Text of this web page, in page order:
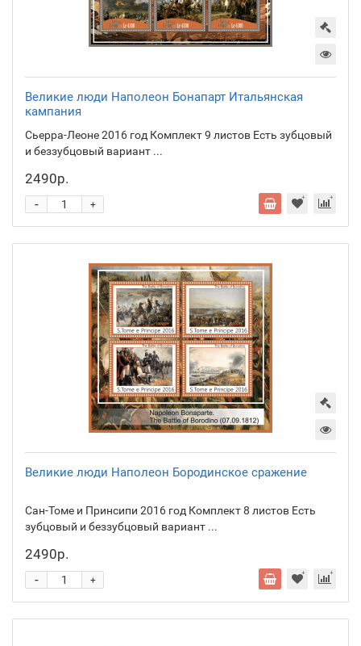
Великие люди Наполеон Бонапарт Итальянская
кампания
Сьерра-Леоне 2016 год Комплект 9 листов Есть зубцовый
и беззубцовый вариант ...
2490р.
+
-
Великие люди Наполеон Бородинское сражение
Сан-Томе и Принсипи 2016 год Комплект 8 листов Есть
зубцовый и беззубцовый вариант ...
2490р.
+
-